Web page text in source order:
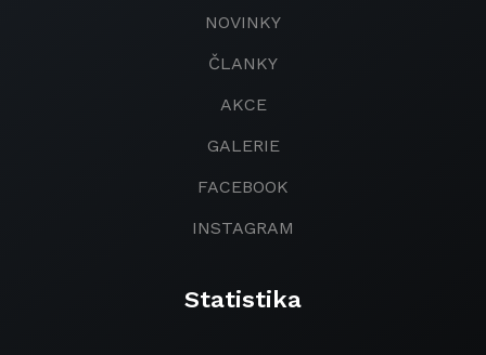
NOVINKY
ČLANKY
AKCE
GALERIE
FACEBOOK
INSTAGRAM
Statistika